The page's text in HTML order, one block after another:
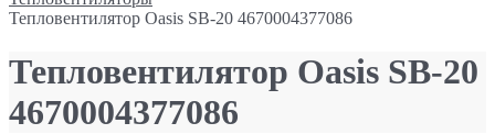
Тепловентилятор Oasis SB-20 4670004377086
Тепловентилятор Oasis SB-20
4670004377086